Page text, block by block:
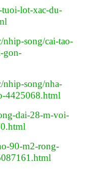
tuoi-lot-xac-du-
nhip-song/cai-tao-
gon-
nhip-song/nha-
4425068.html
dai-28-m-voi-
90-m2-rong-